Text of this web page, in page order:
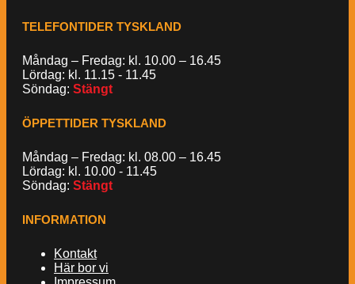
TELEFONTIDER TYSKLAND
Måndag – Fredag: kl. 10.00 – 16.45
Lördag: kl. 11.15 - 11.45
Söndag: Stängt
ÖPPETTIDER TYSKLAND
Måndag – Fredag: kl. 08.00 – 16.45
Lördag: kl. 10.00 - 11.45
Söndag: Stängt
INFORMATION
Kontakt
Här bor vi